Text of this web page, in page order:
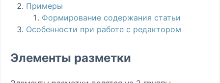
Примеры
Формирование содержания статьи
Особенности при работе с редактором
Элементы разметки